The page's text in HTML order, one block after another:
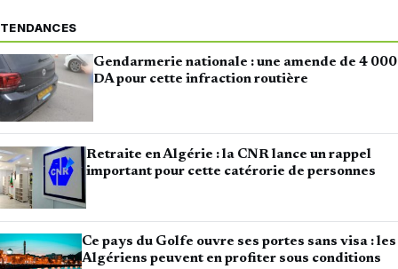
TENDANCES
Gendarmerie nationale : une amende de 4 000
DA pour cette infraction routière
Retraite en Algérie : la CNR lance un rappel
important pour cette catérorie de personnes
Ce pays du Golfe ouvre ses portes sans visa : les
Algériens peuvent en profiter sous conditions